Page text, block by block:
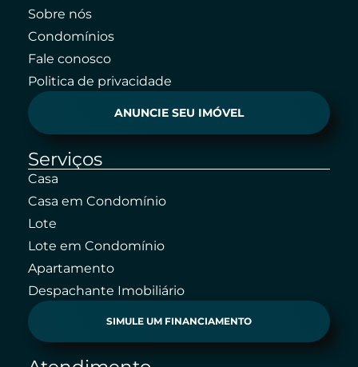
Sobre nós
Condomínios
Fale conosco
Politica de privacidade
ANUNCIE SEU IMÓVEL
Serviços
Casa
Casa em Condomínio
Lote
Lote em Condomínio
Apartamento
Despachante Imobiliário
SIMULE UM FINANCIAMENTO